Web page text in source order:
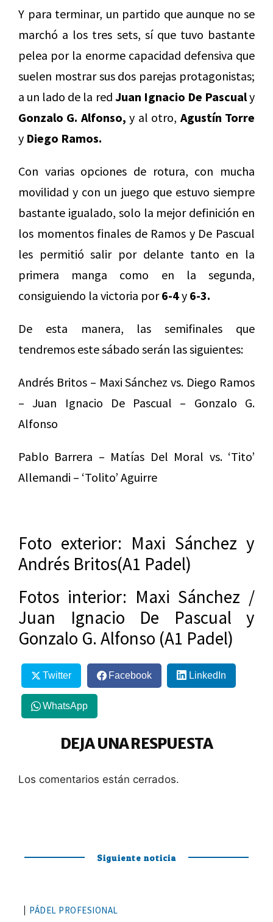
Y para terminar, un partido que aunque no se
marchó a los tres sets, sí que tuvo bastante
pelea por la enorme capacidad defensiva que
suelen mostrar sus dos parejas protagonistas;
a un lado de la red Juan Ignacio De Pascualy
Gonzalo G. Alfonso, y al otro, Agustín Torre
y Diego Ramos.
Con varias opciones de rotura, con mucha
movilidad y con un juego que estuvo siempre
bastante igualado, solo la mejor definición en
los momentos finales de Ramos y De Pascual
les permitió salir por delante tanto en la
primera manga como en la segunda,
consiguiendo la victoria por6-4y 6-3.
De esta manera, las semifinales que
tendremos este sábado serán las siguientes:
Andrés Britos – Maxi Sánchez vs. Diego Ramos
– Juan Ignacio De Pascual – Gonzalo G.
Alfonso
Pablo Barrera – Matías Del Moral vs. ‘Tito’
Allemandi – ‘Tolito’ Aguirre
Foto exterior: Maxi Sánchez y
Andrés Britos(A1 Padel)
Fotos interior: Maxi Sánchez /
Juan Ignacio De Pascual y
Gonzalo G. Alfonso (A1 Padel)
Twitter Facebook LinkedIn
WhatsApp
DEJA UNA RESPUESTA
Los comentarios están cerrados.
Siguiente noticia
PÁDEL PROFESIONAL